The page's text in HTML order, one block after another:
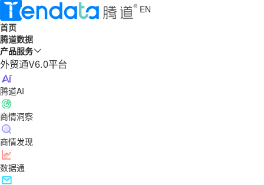
EN
首页
腾道数据
产品服务
外贸通V6.0平台
腾道AI
商情洞察
商情发现
数据通